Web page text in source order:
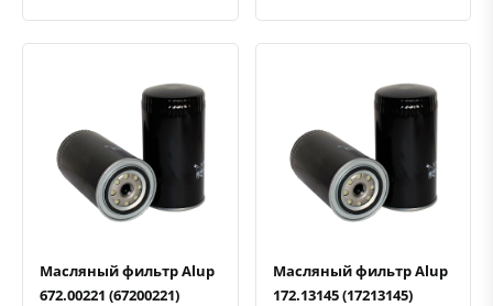
Быстрый просмотрДобавить к сравнению
Добавить в избранное
Масляный фильтр Alup
672.00221 (67200221)
Быстрый просмотрДобавить к сравнению
Добавить в избранное
Масляный фильтр Alup
172.13145 (17213145)